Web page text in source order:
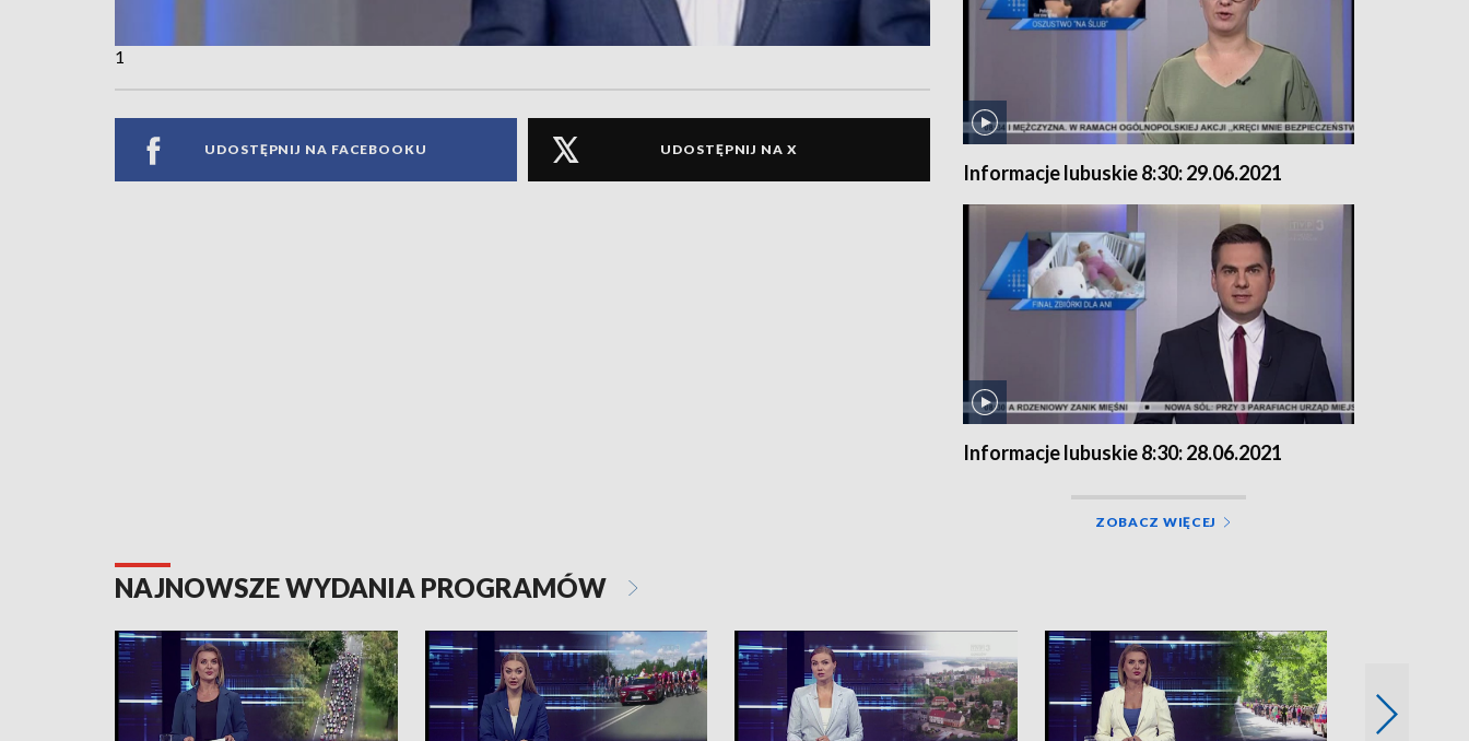
1
UDOSTĘPNIJ NA FACEBOOKU UDOSTĘPNIJ NA X
Informacje lubuskie 8:30: 29.06.2021
Informacje lubuskie 8:30: 28.06.2021
ZOBACZ WIĘCEJ
NAJNOWSZE WYDANIA PROGRAMÓW